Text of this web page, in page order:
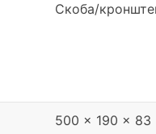
Скоба/
500 x 190 x 83